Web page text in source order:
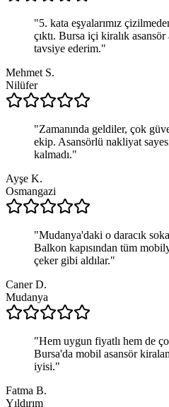
"5. kata eşyalarımız
çıktı. Bursa içi kiralık
tavsiye ederim."
Mehmet S.
Nilüfer
"Zamanında geldiler, çok
ekip. Asansörlü nakliyat
kalmadı."
Ayşe K.
Osmangazi
"Mudanya'daki o daracık
Balkon kapısından tüm
çeker gibi aldılar."
Caner D.
Mudanya
"Hem uygun fiyatlı hem de
Bursa'da mobil asansör
iyisi."
Fatma B.
Yıldırım